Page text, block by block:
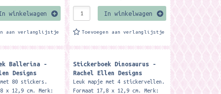
winkelwagen
aan verlanglijstje
In winkelwagen
Toevoegen aan verlanglijstje
Ballerina -
Designs
met 80 stickers.
x 12,9 cm. Merk:
Stickerboek Dinosaurus -
Rachel Ellen Designs
Leuk mapje met 4 stickervellen.
Formaat 17,8 x 12,9 cm. Merk: